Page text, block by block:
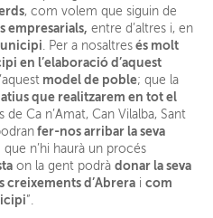
, com volem que siguin de
empresarials, entre d’altres i, en
. Per a nosaltres és molt
en l’elaboració d’aquest
model de poble; que la
que realitzarem en tot el
de Ca n’Amat, Can Vilalba, Sant
fer-nos arribar la seva
que n’hi haurà un procés
on la gent podràdonar la seva
creixements d’Abrera icom
”.